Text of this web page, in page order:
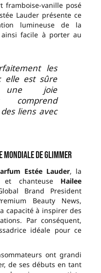
framboise-vanille posé
Lauder présente ce
lumineuse de la
facile à porter au
les
elle est sûre
une joie
comprend
liens avec
de Glimmer
Estée Lauder, la
et chanteuse Hailee
Brand President
Beauty News,
capacité à inspirer des
Par conséquent,
idéale pour ce
ont grandi
de ses débuts en tant